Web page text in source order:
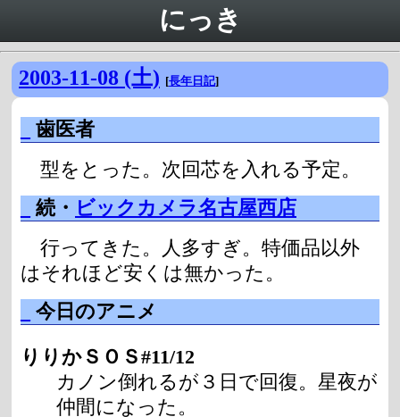
にっき
2003-11-08 (土) [長年日記]
歯医者
型をとった。次回芯を入れる予定。
続・ ビックカメラ名古屋西店
行ってきた。人多すぎ。特価品以外
はそれほど安くは無かった。
今日のアニメ
りりかＳＯＳ#11/12
カノン倒れるが３日で回復。星夜が
仲間になった。